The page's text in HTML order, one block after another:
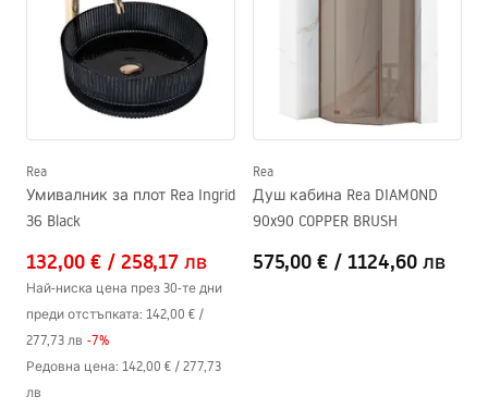
Rea
Умивалник за плот Rea Ingrid
36 Black
132,00 € / 258,17 лв
Най-ниска цена през 30-те дни
преди отстъпката: 142,00 € /
277,73 лв -7%
Редовна цена: 142,00 € / 277,73
лв
Rea
Душ кабина Rea DIAMOND
90x90 COPPER BRUSH
575,00 € / 1124,60 лв